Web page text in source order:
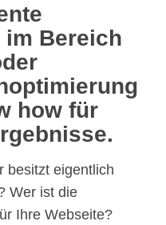
im Bereich
how für
besitzt eigentlich
Wer ist die
Ihre Webseite?